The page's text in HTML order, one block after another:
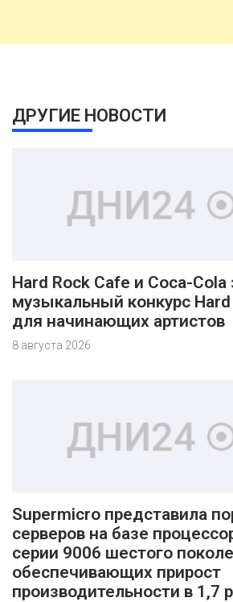
ДРУГИЕ НОВОСТИ
Hard Rock Cafe и Coca-Cola
музыкальный конкурс Hard
для начинающих артистов
8 августа 2026
Supermicro представила
серверов на базе
серии 9006 шестого
обеспечивающих прирост
производительности в 1,7